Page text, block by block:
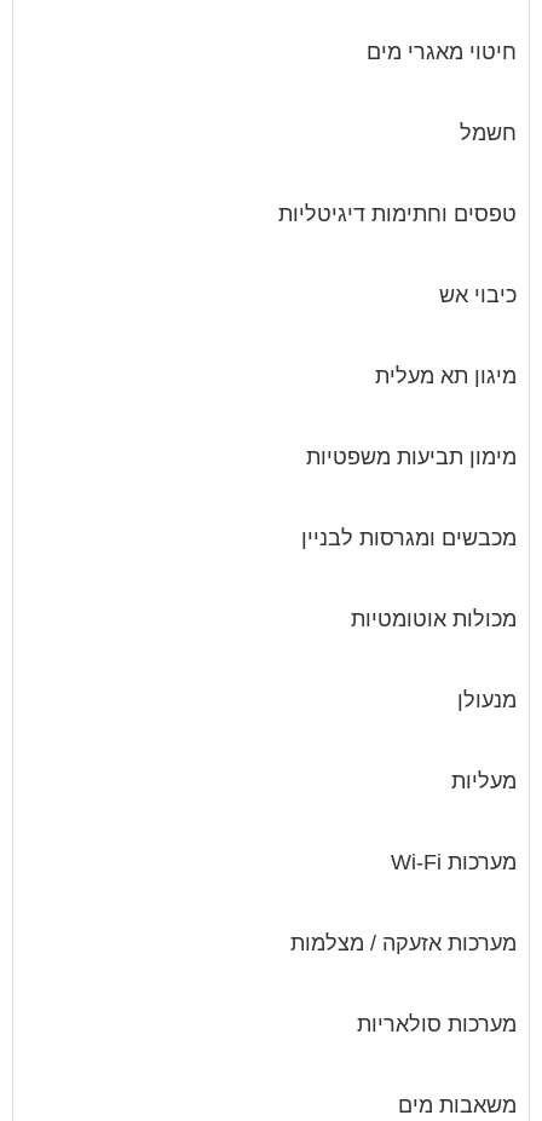
חיטוי מאגרי מים
חשמל
טפסים וחתימות דיגיטליות
כיבוי אש
מיגון תא מעלית
מימון תביעות משפטיות
מכבשים ומגרסות לבניין
מכולות אוטומטיות
מנעולן
מעליות
מערכות Wi-Fi
מערכות אזעקה / מצלמות
מערכות סולאריות
משאבות מים